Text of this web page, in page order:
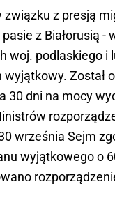
związku z presją
z Białorusią -
woj. podlaskiego i
Został
30 dni na mocy
września Sejm
wyjątkowego o